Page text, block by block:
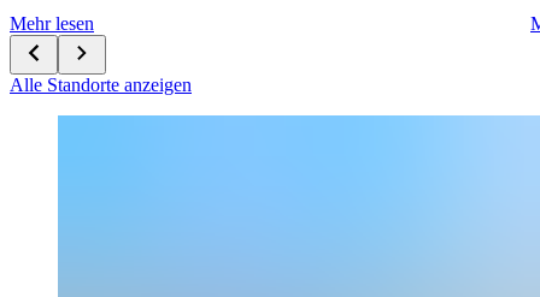
Mehr lesen
Alle Standorte anzeigen